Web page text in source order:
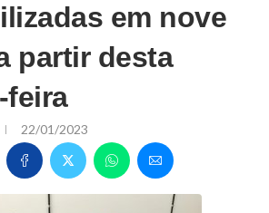
em nove
partir desta
feira
22/01/2023